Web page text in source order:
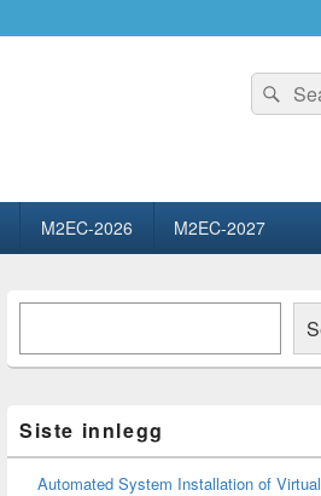
Search
for:
M2EC-2026 M2EC-2027
Primary
Area
Siste innlegg
Automated System Installation of Virtual